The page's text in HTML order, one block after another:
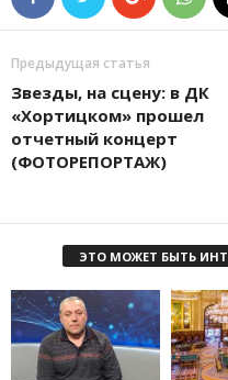
Предыдущая статья
Звезды, на сцену: в ДК
«Хортицком» прошел
отчетный концерт
(ФОТОРЕПОРТАЖ)
ЭТО МОЖЕТ БЫТЬ